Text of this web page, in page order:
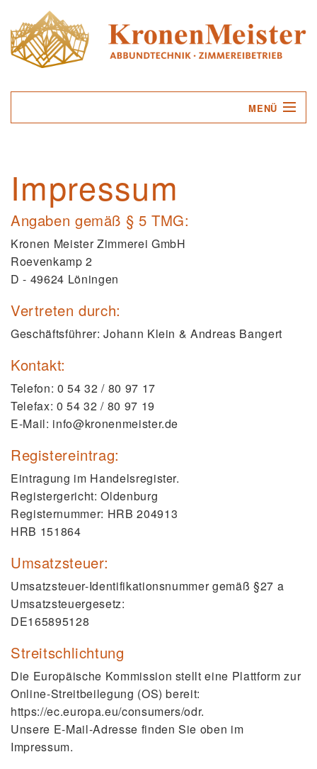
MENÜ
SERVICE
KONTAKT
Impressum
Angaben gemäß § 5 TMG:
Kronen Meister Zimmerei GmbH
Roevenkamp 2
D - 49624 Löningen
Vertreten durch:
Geschäftsführer: Johann Klein & Andreas Bangert
Kontakt:
Telefon: 0 54 32 / 80 97 17
Telefax: 0 54 32 / 80 97 19
E-Mail: info@kronenmeister.de
Registereintrag:
Eintragung im Handelsregister.
Registergericht: Oldenburg
Registernummer: HRB 204913
HRB 151864
Umsatzsteuer:
Umsatzsteuer-Identifikationsnummer gemäß §27 a
Umsatzsteuergesetz:
DE165895128
Streitschlichtung
Die Europäische Kommission stellt eine Plattform zur
Online-Streitbeilegung (OS) bereit:
https://ec.europa.eu/consumers/odr.
Unsere E-Mail-Adresse finden Sie oben im
Impressum.